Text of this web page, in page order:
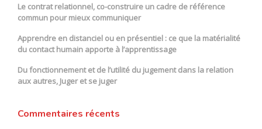
Le contrat relationnel, co-construire un cadre de référence
commun pour mieux communiquer
Apprendre en distanciel ou en présentiel : ce que la matérialité
du contact humain apporte à l’apprentissage
Du fonctionnement et de l’utilité du jugement dans la relation
aux autres, Juger et se juger
Commentaires récents